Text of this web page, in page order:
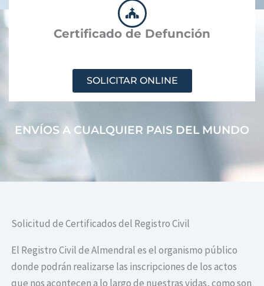
Certificado de Defunción
SOLICITAR ONLINE
ENVÍOS A CUALQUIER PAIS DEL MUNDO
Solicitud de Certificados del Registro Civil
El Registro Civil de Almendral es el organismo público
donde podrán realizarse las inscripciones de los actos
que nos acontecen a lo largo de nuestras vidas, como son